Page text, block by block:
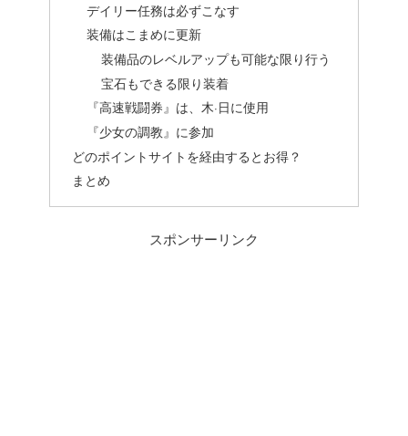
デイリー任務は必ずこなす
装備はこまめに更新
装備品のレベルアップも可能な限り行う
宝石もできる限り装着
『高速戦闘券』は、木·日に使用
『少女の調教』に参加
どのポイントサイトを経由するとお得？
まとめ
スポンサーリンク